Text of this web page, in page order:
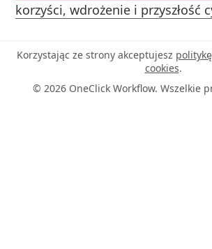
korzyści, wdrożenie i przyszłość
Korzystając ze strony akceptujesz
cookies.
© 2026 OneClick Workflow. Wszelkie